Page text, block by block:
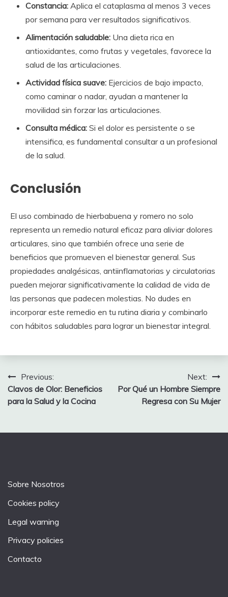
Constancia: Aplica el cataplasma al menos 3 veces
por semana para ver resultados significativos.
Alimentación saludable: Una dieta rica en
antioxidantes, como frutas y vegetales, favorece la
salud de las articulaciones.
Actividad física suave: Ejercicios de bajo impacto,
como caminar o nadar, ayudan a mantener la
movilidad sin forzar las articulaciones.
Consulta médica: Si el dolor es persistente o se
intensifica, es fundamental consultar a un profesional
de la salud.
Conclusión
El uso combinado de hierbabuena y romero no solo
representa un remedio natural eficaz para aliviar dolores
articulares, sino que también ofrece una serie de
beneficios que promueven el bienestar general. Sus
propiedades analgésicas, antiinflamatorias y circulatorias
pueden mejorar significativamente la calidad de vida de
las personas que padecen molestias. No dudes en
incorporar este remedio en tu rutina diaria y combinarlo
con hábitos saludables para lograr un bienestar integral.
Post
navigation
Previous:
Clavos de Olor: Beneficios
para la Salud y la Cocina
Next:
Por Qué un Hombre Siempre
Regresa con Su Mujer
Sobre Nosotros
Cookies policy
Legal warning
Privacy policies
Contacto